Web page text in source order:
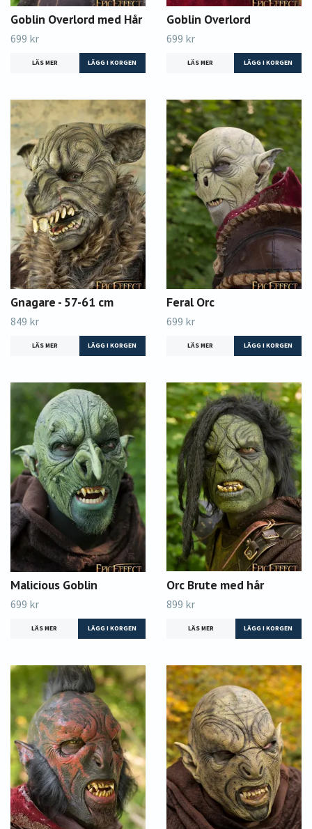
Goblin Overlord med Hår
699 kr
LÄS MER
Goblin Overlord
699 kr
LÄS MER LÄGG I KORGEN
Gnagare - 57-61 cm
849 kr
LÄS MER
Feral Orc
699 kr
LÄS MER LÄGG I KORGEN
Malicious Goblin
699 kr
LÄS MER LÄGG I KORGEN
Orc Brute med hår
899 kr
LÄS MER